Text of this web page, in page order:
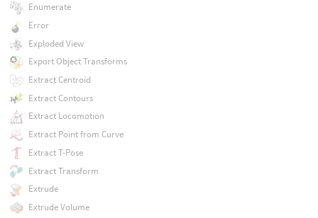
Enumerate
Error
Exploded View
Export Object Transforms
Extract Centroid
Extract Contours
Extract Locomotion
Extract Point from Curve
Extract T-Pose
Extract Transform
Extrude
Extrude Volume